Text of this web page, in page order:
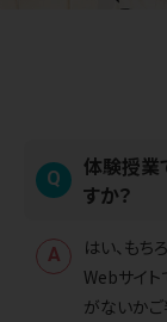
Q
体験授業
すか？
A
はい、もち
Webサイ
がないか